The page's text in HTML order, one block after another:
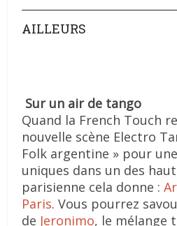
AILLEURS
Sur un air de tango
Quand la French Touch
nouvelle scène Electro
Folk argentine » pour
uniques dans un des
parisienne cela donne :
Paris. Vous pourrez
de Jeronimo, le mélange